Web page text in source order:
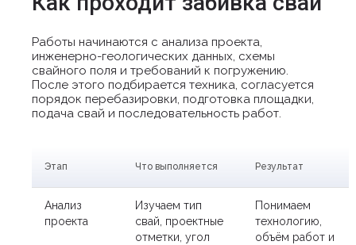
Работы начинаются с анализа проекта,
инженерно-геологических данных, схемы
свайного поля и требований к погружению.
После этого подбирается техника, согласуется
порядок перебазировки, подготовка площадки,
подача свай и последовательность работ.
Этап Что выполняется Результат
Анализ
проекта
Изучаем тип
свай, проектные
отметки, угол
Понимаем
технологию,
объём работ и